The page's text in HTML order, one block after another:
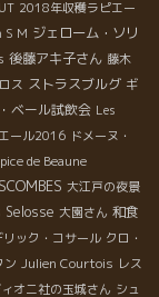
2018年収穫ラピエー
S M ジェローム・ソリ
後藤アキ子さん 藤木
ス ストラスブルグ ギ
ベール試飲会 Les
ール2016 ドメーヌ・
de Beaune
大江戸の夜景
Selosse 大園さん 和食
リック・コサール クロ・
ン Julien Courtois レス
オニ社の玉城さん シュ